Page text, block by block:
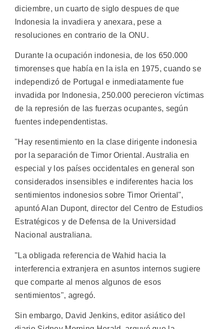
diciembre, un cuarto de siglo despues de que
Indonesia la invadiera y anexara, pese a
resoluciones en contrario de la ONU.
Durante la ocupación indonesia, de los 650.000
timorenses que había en la isla en 1975, cuando se
independizó de Portugal e inmediatamente fue
invadida por Indonesia, 250.000 perecieron víctimas
de la represión de las fuerzas ocupantes, según
fuentes independentistas.
"Hay resentimiento en la clase dirigente indonesia
por la separación de Timor Oriental. Australia en
especial y los países occidentales en general son
considerados insensibles e indiferentes hacia los
sentimientos indonesios sobre Timor Oriental",
apuntó Alan Dupont, director del Centro de Estudios
Estratégicos y de Defensa de la Universidad
Nacional australiana.
"La obligada referencia de Wahid hacia la
interferencia extranjera en asuntos internos sugiere
que comparte al menos algunos de esos
sentimientos", agregó.
Sin embargo, David Jenkins, editor asiático del